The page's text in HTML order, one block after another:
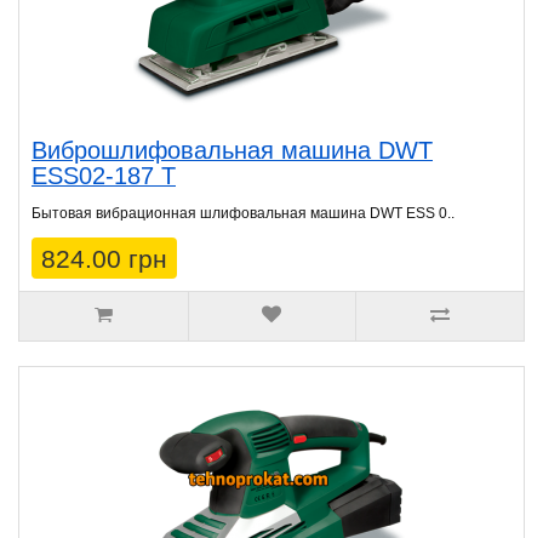
Виброшлифовальная машина DWT
ESS02-187 T
Бытовая вибрационная шлифовальная машина DWT ESS 0..
824.00 грн